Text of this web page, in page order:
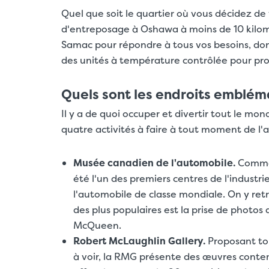
Quel que soit le quartier où vous décidez
d'entreposage à Oshawa à moins de 10
Samac pour répondre à tous vos besoins,
des unités à température contrôlée pour
Quels sont les endroits
Il y a de quoi occuper et divertir tout le
quatre activités à faire à tout moment de
Musée canadien de l'automobile.
été l'un des premiers centres de
l'automobile de classe mondiale. On y
des plus populaires est la prise de
McQueen.
Robert McLaughlin Gallery. Proposant
à voir, la RMG présente des œuvres